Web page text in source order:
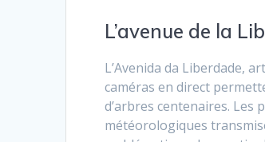
L’avenue de la
L’Avenida da Liberdade,
caméras en direct
d’arbres centenaires.
météorologiques